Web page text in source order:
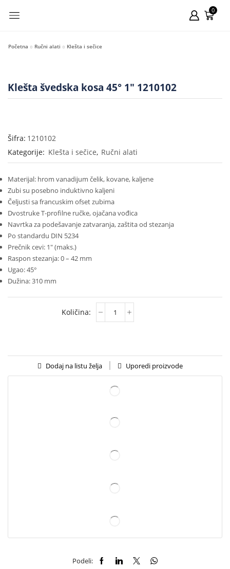
0
Početna Ručni alati Klešta i sečice
Klešta švedska kosa 45° 1″ 1210102
Šifra: 1210102
Kategorije: Klešta i sečice, Ručni alati
Materijal: hrom vanadijum čelik, kovane, kaljene
Zubi su posebno induktivno kaljeni
Čeljusti sa francuskim ofset zubima
Dvostruke T-profilne ručke, ojačana vođica
Navrtka za podešavanje zatvaranja, zaštita od stezanja
Po standardu DIN 5234
Prečnik cevi: 1″ (maks.)
Raspon stezanja: 0 – 42 mm
Ugao: 45°
Dužina: 310 mm
Dodaj na listu želja Uporedi proizvode
Podeli: